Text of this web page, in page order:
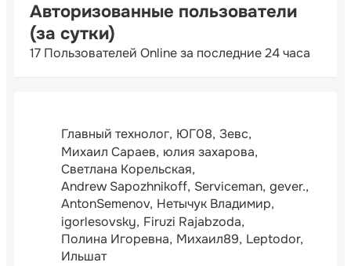
Авторизованные пользователи
(за сутки)
17 Пользователей Online за последние 24 часа
Главный технолог ЮГ08 Зевс
Михаил Сараев юлия захарова
Светлана Корельская
Andrew Sapozhnikoff Serviceman gever.
AntonSemenov Нетычук Владимир
igorlesovsky Firuzi Rajabzoda
Полина Игоревна Михаил89 Leptodor
Ильшат